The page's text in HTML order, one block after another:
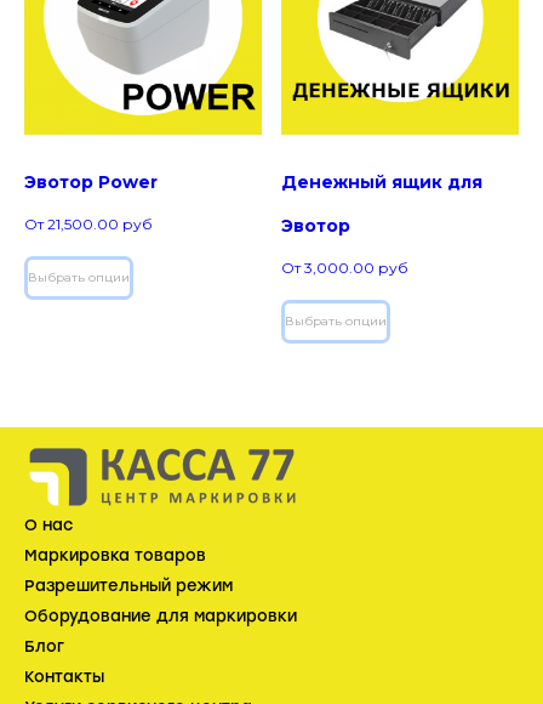
Эвотор Power
От21,500.00 руб
Выбрать опции
Денежный ящик для
Эвотор
От3,000.00 руб
Выбрать опции
О нас
Маркировка товаров
Разрешительный режим
Оборудование для маркировки
Блог
Контакты